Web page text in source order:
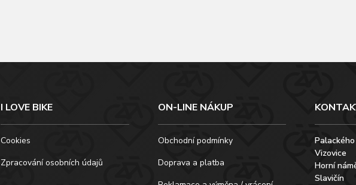
I LOVE BIKE
Cookies
Zpracování osobních údajů
ON-LINE NÁKUP
Obchodní podmínky
Doprava a platba
Vizovice
Horní
Slavičín